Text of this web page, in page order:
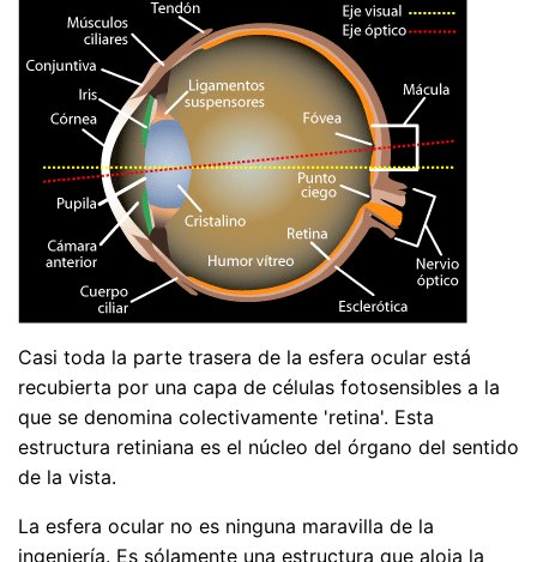
Casi toda la parte trasera de la esfera ocular está
recubierta por una capa de células fotosensibles a la
que se denomina colectivamente 'retina'. Esta
estructura retiniana es el núcleo del órgano del sentido
de la vista.
La esfera ocular no es ninguna maravilla de la
ingeniería. Es sólamente una estructura que aloja la